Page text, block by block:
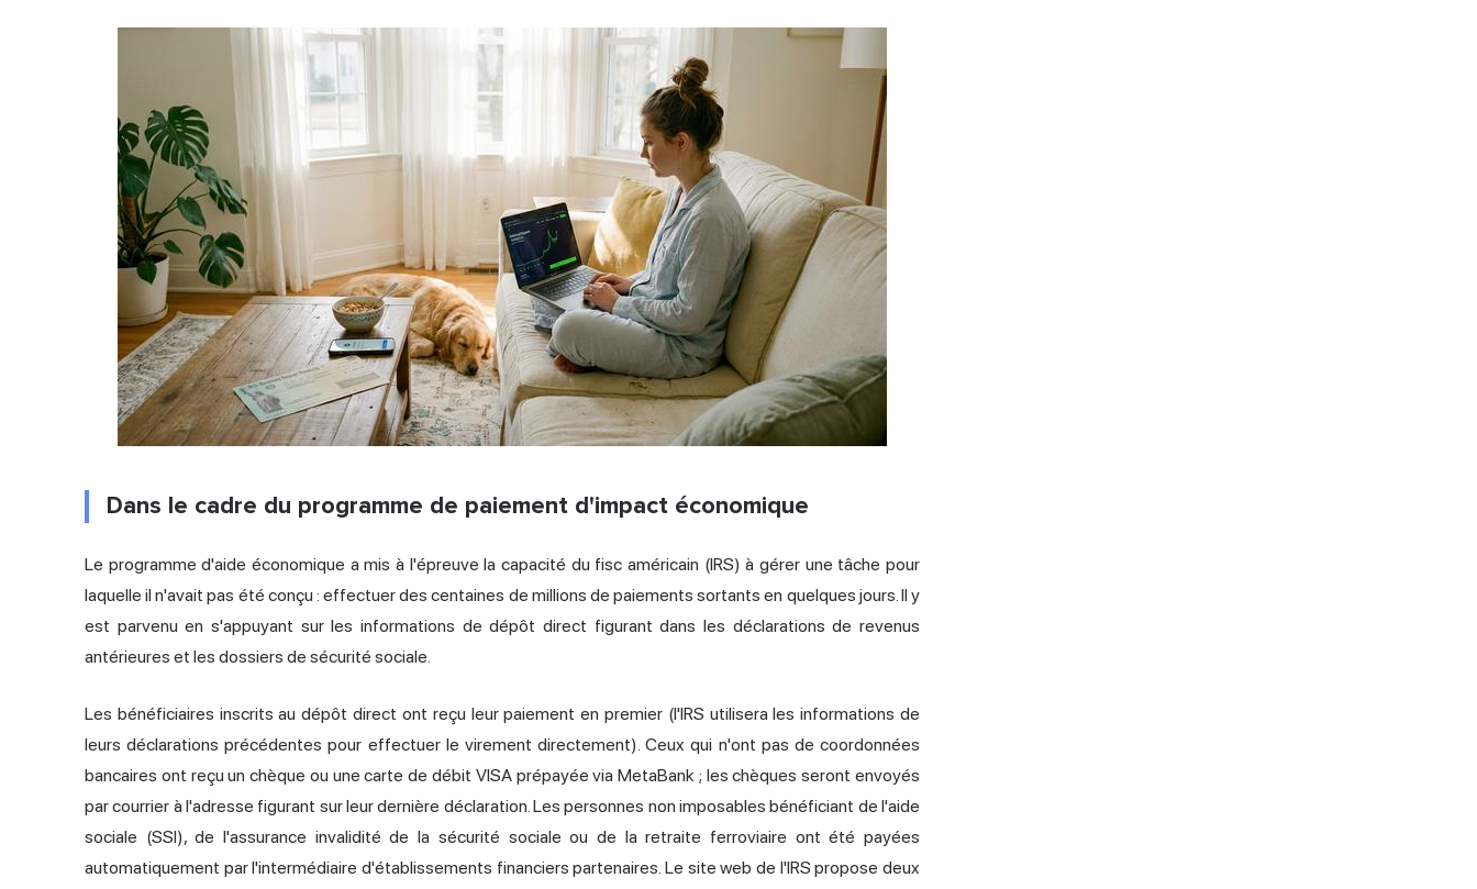
Dans le cadre du programme de paiement d'impact économique
Le programme d'aide économique a mis à l'épreuve la capacité du fisc américain (IRS) à gérer une tâche pour
laquelle il n'avait pas été conçu : effectuer des centaines de millions de paiements sortants en quelques jours. Il y
est parvenu en s'appuyant sur les informations de dépôt direct figurant dans les déclarations de revenus
antérieures et les dossiers de sécurité sociale.
Les bénéficiaires inscrits au dépôt direct ont reçu leur paiement en premier (l'IRS utilisera les informations de
leurs déclarations précédentes pour effectuer le virement directement). Ceux qui n'ont pas de coordonnées
bancaires ont reçu un chèque ou une carte de débit VISA prépayée via MetaBank ; les chèques seront envoyés
par courrier à l'adresse figurant sur leur dernière déclaration. Les personnes non imposables bénéficiant de l'aide
sociale (SSI), de l'assurance invalidité de la sécurité sociale ou de la retraite ferroviaire ont été payées
automatiquement par l'intermédiaire d'établissements financiers partenaires. Le site web de l'IRS propose deux